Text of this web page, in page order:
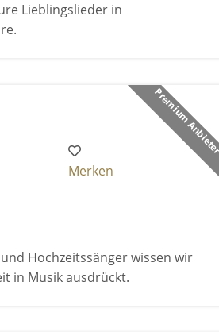
Lieblingslieder in
Premium Anbieter
Merken
Hochzeitssänger wissen wir
in Musik ausdrückt.